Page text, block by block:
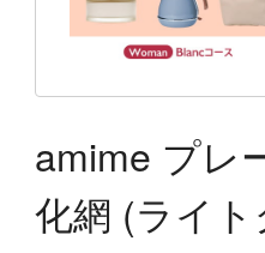
amime プレ
化網 (ライ